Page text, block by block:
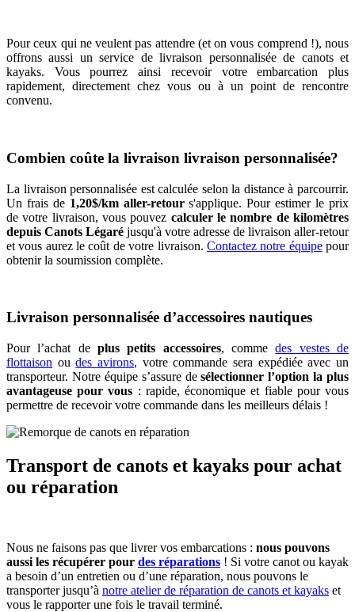
Pour ceux qui ne veulent pas attendre (et on vous comprend !), nous
offrons aussi un service de livraison personnalisée de canots et
kayaks. Vous pourrez ainsi recevoir votre embarcation plus
rapidement, directement chez vous ou à un point de rencontre
convenu.
Combien coûte la livraison livraison personnalisée?
La livraison personnalisée est calculée selon la distance à parcourrir.
Un frais de 1,20$/km aller-retours'applique. Pour estimer le prix
de votre livraison, vous pouvez calculer le nombre de kilomètres
depuis Canots Légaré jusqu'à votre adresse de livraison aller-retour
et vous aurez le coût de votre livraison. Contactez notre équipepour
obtenir la soumission complète.
Livraison personnalisée d’accessoires nautiques
Pour l’achat de plus petits accessoires, commedes vestes de
flottaison oudes avirons, votre commande sera expédiée avec un
transporteur. Notre équipe s’assure desélectionner l’option la plus
avantageuse pour vous : rapide, économique et fiable pour vous
permettre de recevoir votre commande dans les meilleurs délais !
Transport de canots et kayaks pour achat
ou réparation
Nous ne faisons pas que livrer vos embarcations : nous pouvons
aussi les récupérer pour des réparations ! Si votre canot ou kayak
a besoin d’un entretien ou d’une réparation, nous pouvons le
transporter jusqu’à notre atelier de réparation de canots et kayaks et
vous le rapporter une fois le travail terminé.